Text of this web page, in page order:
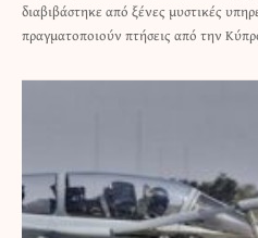
διαβιβάστηκε από ξένες μυστικές
πραγματοποιούν πτήσεις από την